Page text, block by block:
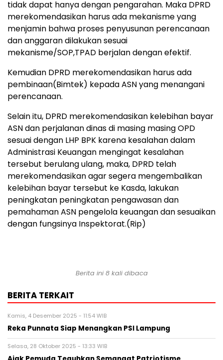
tidak dapat hanya dengan pengarahan. Maka DPRD
merekomendasikan harus ada mekanisme yang
menjamin bahwa proses penyusunan perencanaan
dan anggaran dilakukan sesuai
mekanisme/SOP,TPAD berjalan dengan efektif.
Kemudian DPRD merekomendasikan harus ada
pembinaan(Bimtek) kepada ASN yang menangani
perencanaan.
Selain itu, DPRD merekomendasikan kelebihan bayar
ASN dan perjalanan dinas di masing masing OPD
sesuai dengan LHP BPK karena kesalahan dalam
Administrasi Keuangan mengingat kesalahan
tersebut berulang ulang, maka, DPRD telah
merekomendasikan agar segera mengembalikan
kelebihan bayar tersebut ke Kasda, lakukan
peningkatan peningkatan pengawasan dan
pemahaman ASN pengelola keuangan dan sesuaikan
dengan fungsinya Inspektorat.(Rip)
Berita ini 8 kali dibaca
BERITA TERKAIT
Kamis, 4 Desember 2025 - 11:54 WIB
Reka Punnata Siap Menangkan PSI Lampung
Selasa, 28 Oktober 2025 - 13:33 WIB